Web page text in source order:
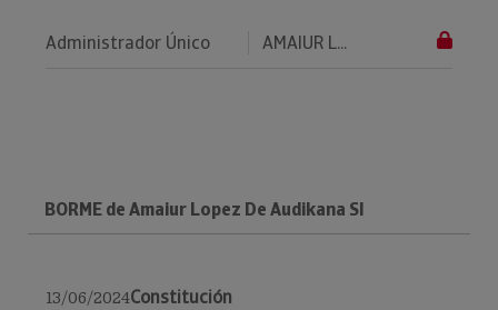
Administrador Único AMAIUR L...
BORME de Amaiur Lopez De Audikana Sl
13/06/2024Constitución